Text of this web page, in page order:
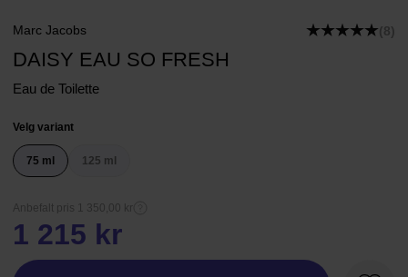
Marc Jacobs (8)
DAISY EAU SO FRESH
Eau de Toilette
Velg variant
75 ml 125 ml
Anbefalt pris 1 350,00 kr
1 215 kr